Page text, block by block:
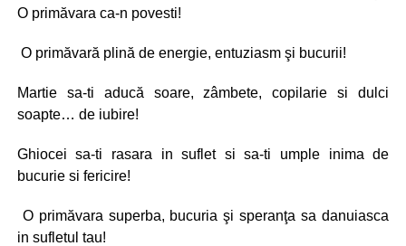
O primăvara ca-n povesti!
O primăvară plină de energie, entuziasm şi bucurii!
Martie sa-ti aducă soare, zâmbete, copilarie si dulci
soapte… de iubire!
Ghiocei sa-ti rasara in suflet si sa-ti umple inima de
bucurie si fericire!
O primăvara superba, bucuria şi speranţa sa danuiasca
in sufletul tau!